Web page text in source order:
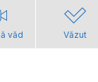
văd Văzut